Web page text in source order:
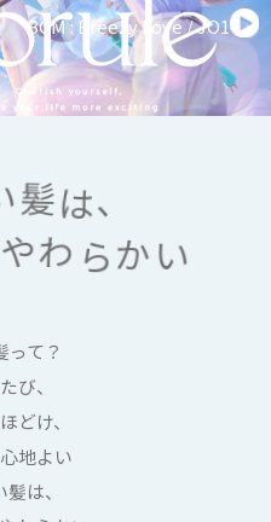
BGM : Breezy Love / JO1
髪は、
やわ ら か い
って？
び、
どけ、
地よい
は、